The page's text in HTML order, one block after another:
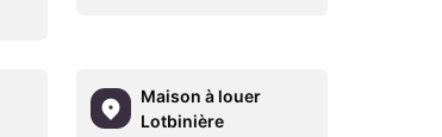
Maison à louer
Lotbinière